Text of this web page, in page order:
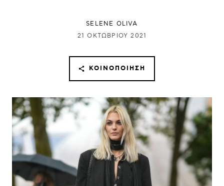
SELENE OLIVA
21 ΟΚΤΩΒΡΊΟΥ 2021
ΚΟΙΝΟΠΟΊΗΣΗ